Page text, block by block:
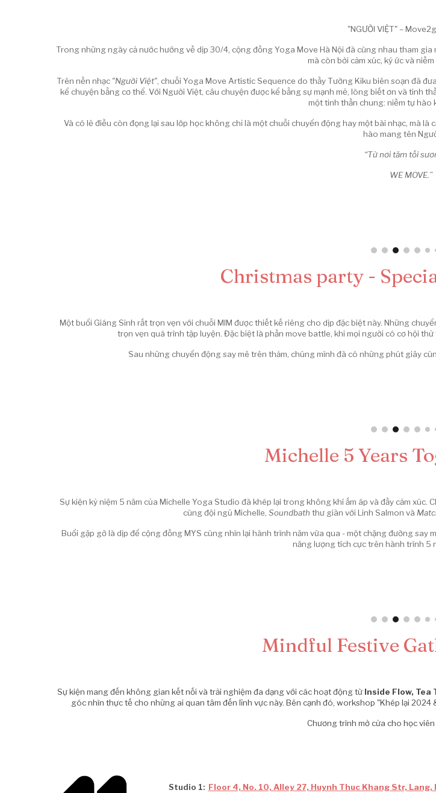
"NGƯỜI VIỆT" –
Trong những ngày cả nước hướng về dịp 30/4, cộng đồng Yoga Move Hà Nội đã cùng nhau tham
mà còn bởi cảm xúc, ký ức và
Trên nền nhạc "Người Việt" , chuỗi Yoga Move Artistic Sequence do thầy Tường Kiku biên soạn đã
kể chuyện bằng cơ thể. Với Người Việt, câu chuyện được kể bằng sự mạnh mẽ, lòng biết ơn và tinh
một tinh thần chung: niềm tự hào
Và có lẽ điều còn đọng lại sau lớp học không chỉ là một chuỗi chuyển động hay một bài nhạc, mà
hào mang tên
“Từ nơi tăm tối
WE MOVE.”
Christmas party -
Một buổi Giáng Sinh rất trọn vẹn với chuỗi MIM được thiết kế riêng cho dịp đặc biệt này. Những
trọn vẹn quá trình tập luyện. Đặc biệt là phần move battle, khi mọi người có cơ hội
Sau những chuyển động say mê trên thảm, chúng mình đã có những phút giây
Michelle 5 Years
Sự kiện kỷ niệm 5 năm của Michelle Yoga Studio đã khép lại trong không khí ấm áp và đầy cảm
cùng đội ngũ Michelle, Soundbath thư giãn với Linh Salmon và
Buổi gặp gỡ là dịp để cộng đồng MYS cùng nhìn lại hành trình năm vừa qua - một chặng đường
năng lượng tích cực trên hành trình 5
Mindful Festive
Sự kiện mang đến không gian kết nối và trải nghiệm đa dạng với các hoạt động từ Inside Flow, Tea
góc nhìn thực tế cho những ai quan tâm đến lĩnh vực này. Bên cạnh đó, workshop "Khép lại
Chương trình mở cửa cho học
Studio 1: Floor 4, No. 10, Alley 27, Huynh Thuc Khang Str, Lang,